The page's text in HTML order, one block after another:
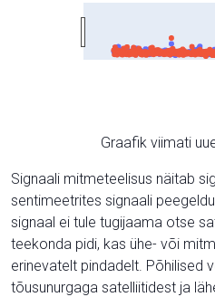
Graafik viimati
Signaali mitmeteelisus näitab
sentimeetrites signaali
signaal ei tule tugijaama otse
teekonda pidi, kas ühe- või
erinevatelt pindadelt. Põhilised
tõusunurgaga satelliitidest ja